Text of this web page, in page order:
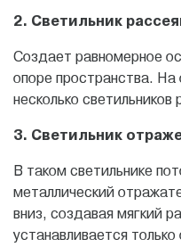
2. Светильник
Создает равномерное
опоре пространства. На
несколько светильников
3. Светильник
В таком светильнике
металлический
вниз, создавая мягкий
устанавливается